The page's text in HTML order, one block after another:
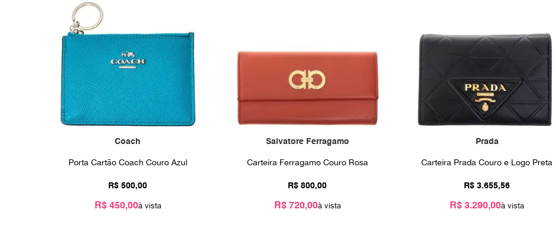
Coach
Porta Cartão Coach Couro Azul
R$ 500,00
R$ 450,00
Salvatore Ferragamo
Carteira Ferragamo Couro Rosa
R$ 800,00
R$ 720,00
Prada
Carteira Prada Couro e Logo Preta
R$ 3.655,56
R$ 3.290,00